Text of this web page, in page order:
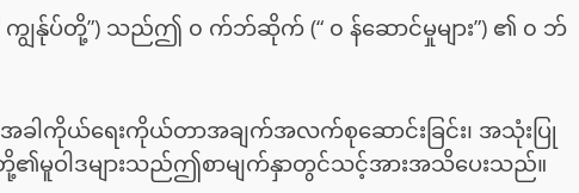
ျွန်ုပ်တို့”) သည်ဤ ၀ က်ဘ်ဆိုက် (“ ၀ န်ဆောင်မှုများ”) ၏ ၀ ဘ်
ခါကိုယ်ရေးကိုယ်တာအချက်အလက်စုဆောင်းခြင်း၊ အသုံးပြု
၏မူဝါဒများသည်ဤစာမျက်နှာတွင်သင့်အားအသိပေးသည်။